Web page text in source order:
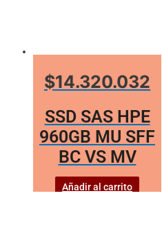
$14.320.032
SSD SAS HPE
960GB MU SFF
BC VS MV
Añadir al carrito